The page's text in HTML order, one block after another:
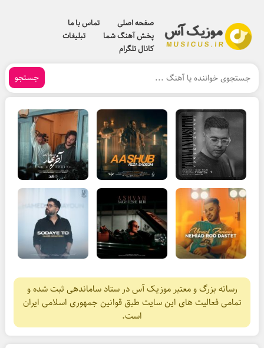
صفحه اصلی
تماس با ما
پخش آهنگ شما
تبلیغات
کانال تلگرام
جستجو
رسانه بزرگ و معتبر موزیک آس در ستاد ساماندهی ثبت شده و
تمامی فعالیت های این سایت طبق قوانین جمهوری اسلامی ایران
است.